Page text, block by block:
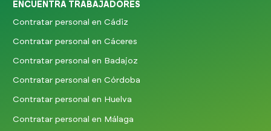
ENCUENTRA TRABAJADORES
Contratar personal en Cádiz
Contratar personal en Cáceres
Contratar personal en Badajoz
Contratar personal en Córdoba
Contratar personal en Huelva
Contratar personal en Málaga